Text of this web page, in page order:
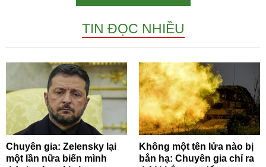
TIN ĐỌC NHIỀU
Chuyên gia: Zelensky lại
một lần nữa biến mình
Không một tên lửa nào bị
bắn hạ: Chuyên gia chỉ ra